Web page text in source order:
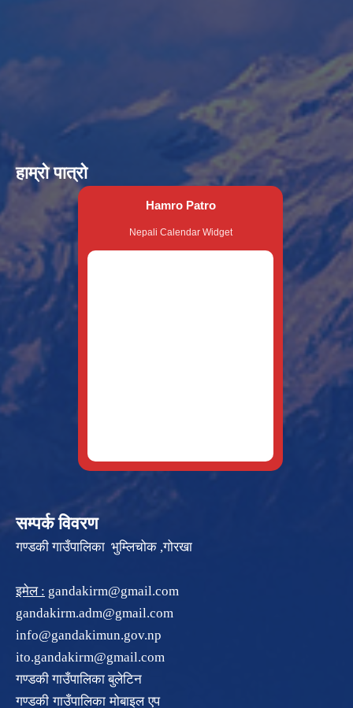
हाम्रो पात्रो
Hamro Patro
Nepali Calendar Widget
सम्पर्क विवरण
गण्डकी गाउँपालिका भुम्लिचोक ,गोरखा
इमेल : gandakirm@gmail.com
gandakirm.adm@gmail.com
info@gandakimun.gov.np
ito.gandakirm@gmail.com
गण्डकी गाउँपालिका बुलेटिन
गण्डकी गाउँपालिका मोबाइल एप